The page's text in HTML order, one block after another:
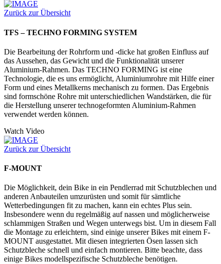
Zurück zur Übersicht
TFS – TECHNO FORMING SYSTEM
Die Bearbeitung der Rohrform und -dicke hat großen Einfluss auf
das Aussehen, das Gewicht und die Funktionalität unserer
Aluminium-Rahmen. Das TECHNO FORMING ist eine
Technologie, die es uns ermöglicht, Aluminiumrohre mit Hilfe einer
Form und eines Metallkerns mechanisch zu formen. Das Ergebnis
sind formschöne Rohre mit unterschiedlichen Wandstärken, die für
die Herstellung unserer technogeformten Aluminium-Rahmen
verwendet werden können.
Watch Video
Zurück zur Übersicht
F-MOUNT
Die Möglichkeit, dein Bike in ein Pendlerrad mit Schutzblechen und
anderen Anbauteilen umzurüsten und somit für sämtliche
Wetterbedingungen fit zu machen, kann ein echtes Plus sein.
Insbesondere wenn du regelmäßig auf nassen und möglicherweise
schlammigen Straßen und Wegen unterwegs bist. Um in diesem Fall
die Montage zu erleichtern, sind einige unserer Bikes mit einem F-
MOUNT ausgestattet. Mit diesen integrierten Ösen lassen sich
Schutzbleche schnell und einfach montieren. Bitte beachte, dass
einige Bikes modellspezifische Schutzbleche benötigen.